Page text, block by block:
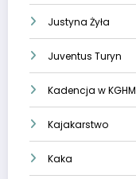
Justyna Żyła
Juventus Turyn
Kadencja w KGHM
Kajakarstwo
Kaka